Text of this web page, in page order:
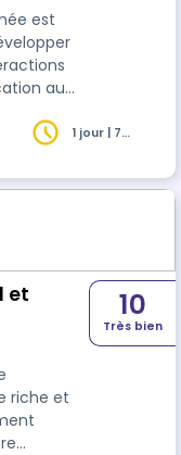
est
au
les
des
1 jour | 7
et
riche et
10
Très bien